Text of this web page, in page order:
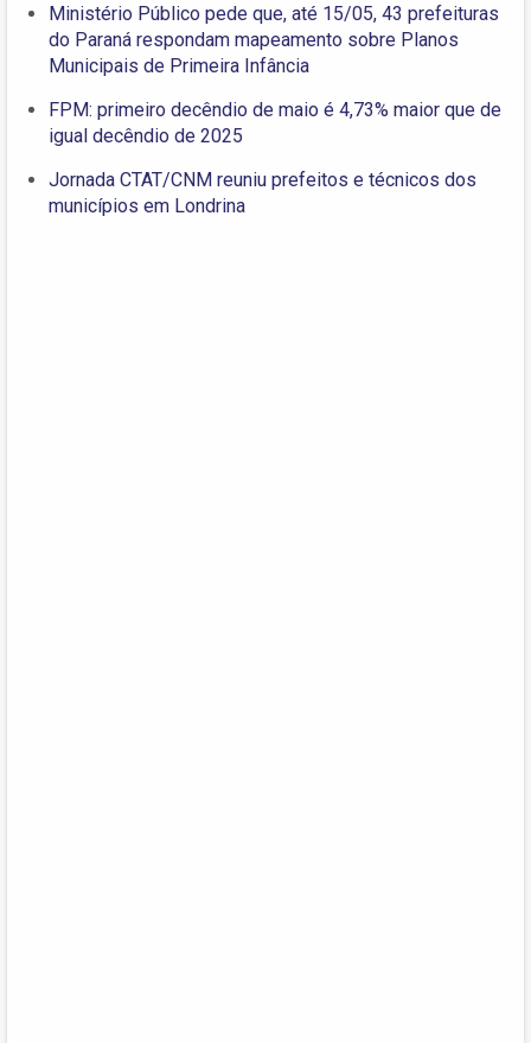
Ministério Público pede que, até 15/05, 43 prefeituras
do Paraná respondam mapeamento sobre Planos
Municipais de Primeira Infância
FPM: primeiro decêndio de maio é 4,73% maior que de
igual decêndio de 2025
Jornada CTAT/CNM reuniu prefeitos e técnicos dos
municípios em Londrina